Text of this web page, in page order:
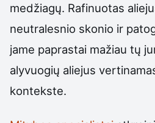
medžiagų. Rafinuotas
neutralesnio skonio ir
jame paprastai mažiau tų
alyvuogių aliejus
kontekste.